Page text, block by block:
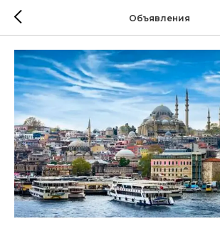
Объявления